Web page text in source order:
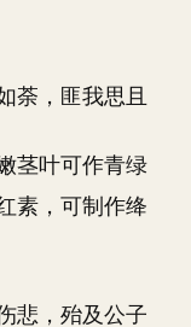
荼，匪我思且
茎叶可作青绿
素，可制作绛
悲，殆及公子